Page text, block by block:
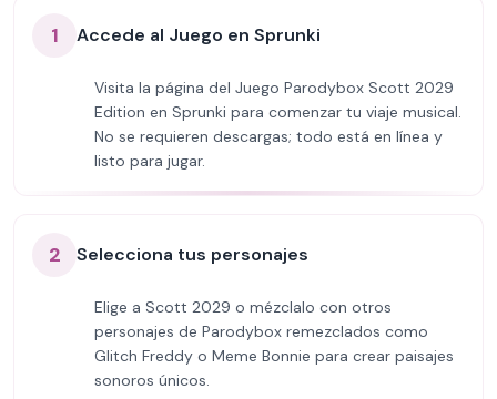
1 Accede al Juego en Sprunki
Visita la página del Juego Parodybox Scott 2029
Edition en Sprunki para comenzar tu viaje musical.
No se requieren descargas; todo está en línea y
listo para jugar.
2 Selecciona tus personajes
Elige a Scott 2029 o mézclalo con otros
personajes de Parodybox remezclados como
Glitch Freddy o Meme Bonnie para crear paisajes
sonoros únicos.